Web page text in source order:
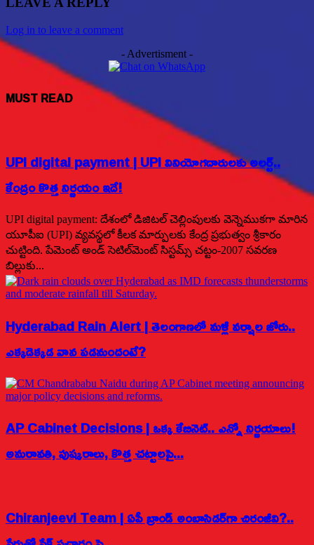
Log in to leave a comment
- Advertisment -
MUST READ
UPI digital payment | UPI వినియోగదారులకు అలర్ట్..
కేంద్రం కొత్త నిర్ణయం ఇదే!
UPI digital payment: దేశంలో డిజిటల్ చెల్లింపులకు వెన్నెముకగా మారిన
యూపీఐ (UPI) వ్యవస్థలో కీలక మార్పులకు కేంద్ర ప్రభుత్వం శ్రీకారం
చుట్టింది. పేమెంట్ అండ్ సెటిల్‌మెంట్ సిస్టమ్స్ చట్టం-2007 సవరణ
బిల్లుకు...
Hyderabad Rain Alert | తెలంగాణలో మళ్లీ వర్షాల జోరు..
ఎక్కడెక్కడ వాన పడనుందంటే?
AP Cabinet Decisions | ఒక్క కేబినెట్.. ఎన్నో నిర్ణయాలు!
అమరావతి, పుష్కరాలు, కొత్త చట్టాలపై...
Chiranjeevi Team | ఏపీ బ్రాండ్ అంబాసిడర్‌గా చిరంజీవి?..